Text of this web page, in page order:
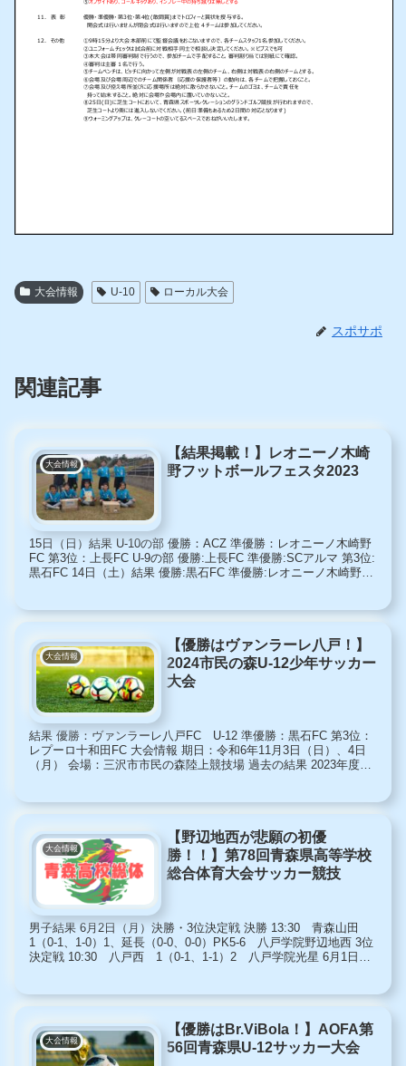
大会情報 U-10 ローカル大会
スポサポ
関連記事
大会情報
【結果掲載！】レオニーノ木崎
野フットボールフェスタ2023
15日（日）結果 U-10の部 優勝：ACZ 準優勝：レオニーノ木崎野
FC 第3位：上長FC U-9の部 優勝:上長FC 準優勝:SCアルマ 第3位:
黒石FC 14日（土）結果 優勝:黒石FC 準優勝:レオニーノ木崎野
大会情報
【優勝はヴァンラーレ八戸！】
2024市民の森U-12少年サッカー
大会
結果 優勝：ヴァンラーレ八戸FC U-12 準優勝：黒石FC 第3位：
レプーロ十和田FC 大会情報 期日：令和6年11月3日（日）、4日
（月） 会場：三沢市市民の森陸上競技場 過去の結果 2023年度結
大会情報
【野辺地西が悲願の初優
勝！！】第78回青森県高等学校
総合体育大会サッカー競技
男子結果 6月2日（月）決勝・3位決定戦 決勝 13:30 青森山田
1（0-1、1-0）1、延長（0-0、0-0）PK5-6 八戸学院野辺地西 3位
決定戦 10:30 八戸西 1（0-1、1-1）2 八戸学院光星 6月1日
大会情報
【優勝はBr.ViBola！】AOFA第
56回青森県U-12サッカー大会